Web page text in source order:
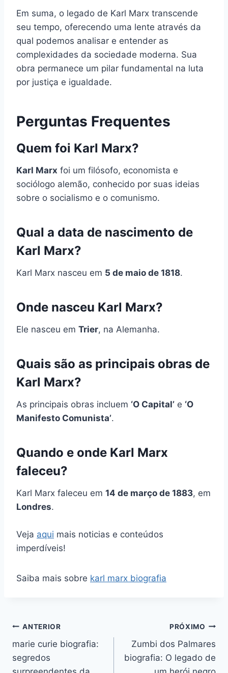
Em suma, o legado de Karl Marx transcende
seu tempo, oferecendo uma lente através da
qual podemos analisar e entender as
complexidades da sociedade moderna. Sua
obra permanece um pilar fundamental na luta
por justiça e igualdade.
Perguntas Frequentes
Quem foi Karl Marx?
Karl Marx foi um filósofo, economista e
sociólogo alemão, conhecido por suas ideias
sobre o socialismo e o comunismo.
Qual a data de nascimento de
Karl Marx?
Karl Marx nasceu em 5 de maio de 1818.
Onde nasceu Karl Marx?
Ele nasceu em Trier, na Alemanha.
Quais são as principais obras de
Karl Marx?
As principais obras incluem ‘O Capital’ e ‘O
Manifesto Comunista’.
Quando e onde Karl Marx
faleceu?
Karl Marx faleceu em 14 de março de 1883, em
Londres.
Veja aqui mais noticias e conteúdos
imperdíveis!
Saiba mais sobre karl marx biografia
Navegação
de
ANTERIOR
marie curie biografia:
segredos
PRÓXIMO
Zumbi dos Palmares
biografia: O legado de